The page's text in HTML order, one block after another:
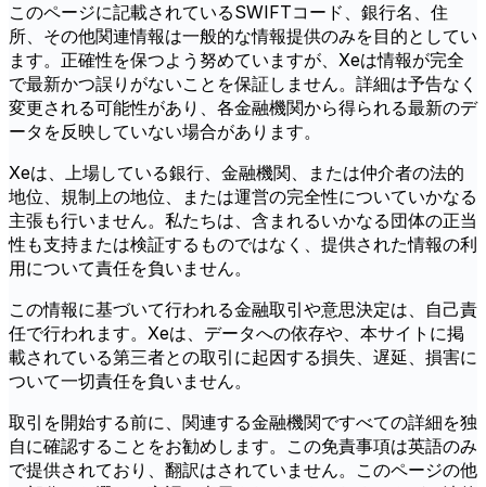
このページに記載されているSWIFTコード、銀行名、住
所、その他関連情報は一般的な情報提供のみを目的としてい
ます。正確性を保つよう努めていますが、Xeは情報が完全
で最新かつ誤りがないことを保証しません。詳細は予告なく
変更される可能性があり、各金融機関から得られる最新のデ
ータを反映していない場合があります。
Xeは、上場している銀行、金融機関、または仲介者の法的
地位、規制上の地位、または運営の完全性についていかなる
主張も行いません。私たちは、含まれるいかなる団体の正当
性も支持または検証するものではなく、提供された情報の利
用について責任を負いません。
この情報に基づいて行われる金融取引や意思決定は、自己責
任で行われます。Xeは、データへの依存や、本サイトに掲
載されている第三者との取引に起因する損失、遅延、損害に
ついて一切責任を負いません。
取引を開始する前に、関連する金融機関ですべての詳細を独
自に確認することをお勧めします。この免責事項は英語のみ
で提供されており、翻訳はされていません。このページの他